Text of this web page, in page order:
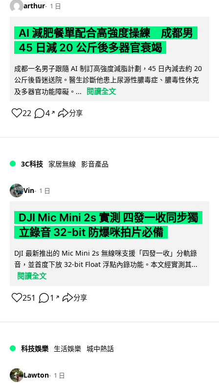
arthur 1 日
AI 減肥餐單配合高強度操練 成都男
45 日減 20 公斤後多器官衰竭
成都一名男子跟隨 AI 制訂高強度減脂計劃，45 日內減去約 20
公斤後昏迷送院。醫生診斷他患上尿源性膿毒症、膿毒性休克
及多器官功能障礙。...
閱讀全文
22 4 ↗ 分享
3C科技 家居無線 影音產品
Vin 1 日
DJI Mic Mini 2s 實測 四發一收同步獨
立錄音 32-bit 防爆咪拍片必備
DJI 最新推出的 Mic Mini 2s 無線咪支援「四發一收」分軌錄
音，並首度下放 32-bit Float 浮點內錄功能。本文經實測其...
閱讀全文
251 1 ↗ 分享
科技娛樂 生活娛樂 城中熱話
Lawton 1 日